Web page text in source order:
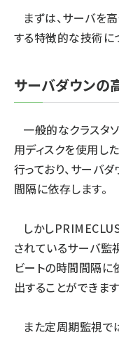
まずは、サーバを
する特徴的な技術に
サーバダウンの
一般的なクラスタ
用ディスクを使用し
行っており、サーバ
間隔に依存します。
しかし
されているサーバ監
ビートの時間間隔
出することができます
また定周期監視で